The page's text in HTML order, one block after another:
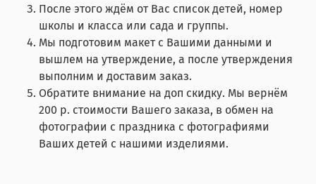
После этого ждём от Вас список детей, номер
школы и класса или сада и группы.
Мы подготовим макет с Вашими данными и
вышлем на утверждение, а после утверждения
выполним и доставим заказ.
Обратите внимание на доп скидку. Мы вернём
200 р. стоимости Вашего заказа, в обмен на
фотографии с праздника с фотографиями
Ваших детей с нашими изделиями.